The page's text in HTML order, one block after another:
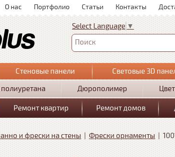
О нас Портфолио Статьи Контакты
Select Language ▼
Поиск
Стеновые панели Световые 3D
Дюрополимер
Ремонт квартир Ремонт домов
и фрески на стены | Фрески орнаменты |